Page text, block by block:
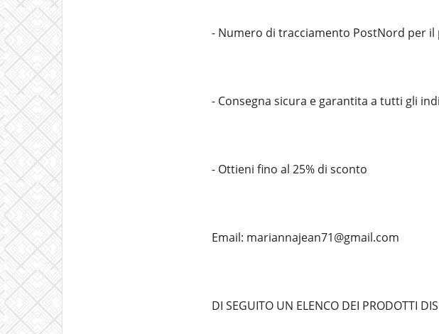
- Numero di tracciamento PostNord per il
- Consegna sicura e garantita a tutti gli
- Ottieni fino al 25% di sconto
Email: mariannajean71@gmail.com
DI SEGUITO UN ELENCO DEI PRODOTTI